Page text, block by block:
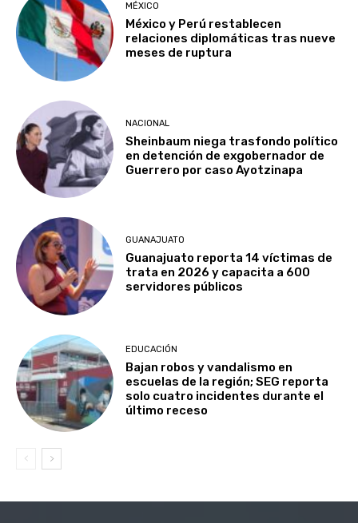
MÉXICO
México y Perú restablecen
relaciones diplomáticas tras nueve
meses de ruptura
NACIONAL
Sheinbaum niega trasfondo político
en detención de exgobernador de
Guerrero por caso Ayotzinapa
GUANAJUATO
Guanajuato reporta 14 víctimas de
trata en 2026 y capacita a 600
servidores públicos
EDUCACIÓN
Bajan robos y vandalismo en
escuelas de la región; SEG reporta
solo cuatro incidentes durante el
último receso